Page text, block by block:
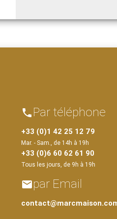
phone Par téléphone
+33 (0)1 42 25 12 79
Mar. - Sam., de 14h à 19h
+33 (0)6 60 62 61 90
Tous les jours, de 9h à 19h
emailpar Email